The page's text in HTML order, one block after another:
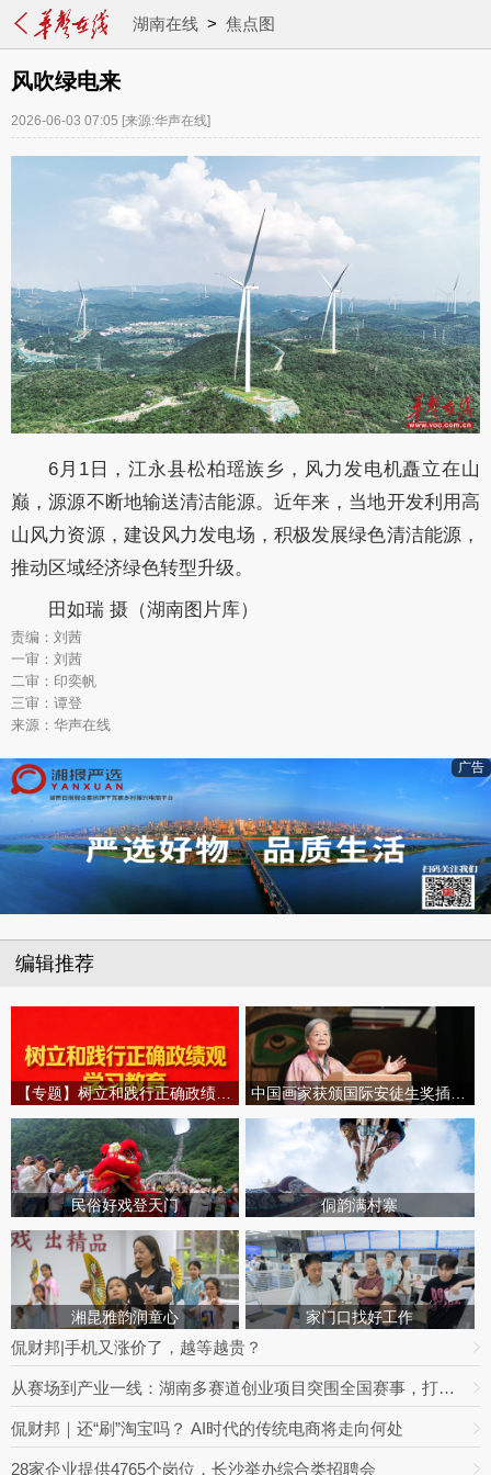
湖南在线> 焦点图
风吹绿电来
2026-06-03 07:05 [来源:华声在线]
6月1日，江永县松柏瑶族乡，风力发电机矗立在山
巅，源源不断地输送清洁能源。近年来，当地开发利用高
山风力资源，建设风力发电场，积极发展绿色清洁能源，
推动区域经济绿色转型升级。
田如瑞 摄（湖南图片库）
责编：刘茜
一审：刘茜
二审：印奕帆
三审：谭登
来源：华声在线
广告
编辑推荐
民俗好戏登天门 侗韵满村寨
湘昆雅韵润童心 家门口找好工作
侃财邦|手机又涨价了，越等越贵？
从赛场到产业一线：湖南多赛道创业项目突围全国赛事，打通创业就业双向通道
侃财邦｜还“刷”淘宝吗？ AI时代的传统电商将走向何处
28家企业提供4765个岗位，长沙举办综合类招聘会